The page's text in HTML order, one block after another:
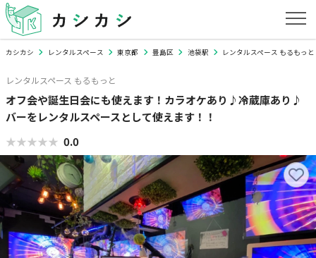
カシカシ レンタルスペース 東京都 豊島区 池袋駅 レンタルスペース もるもっと
レンタルスペース もるもっと
オフ会や誕生日会にも使えます！カラオケあり♪冷蔵庫あり♪
バーをレンタルスペースとして使えます！！
★★★★★
★★★★★ 0.0